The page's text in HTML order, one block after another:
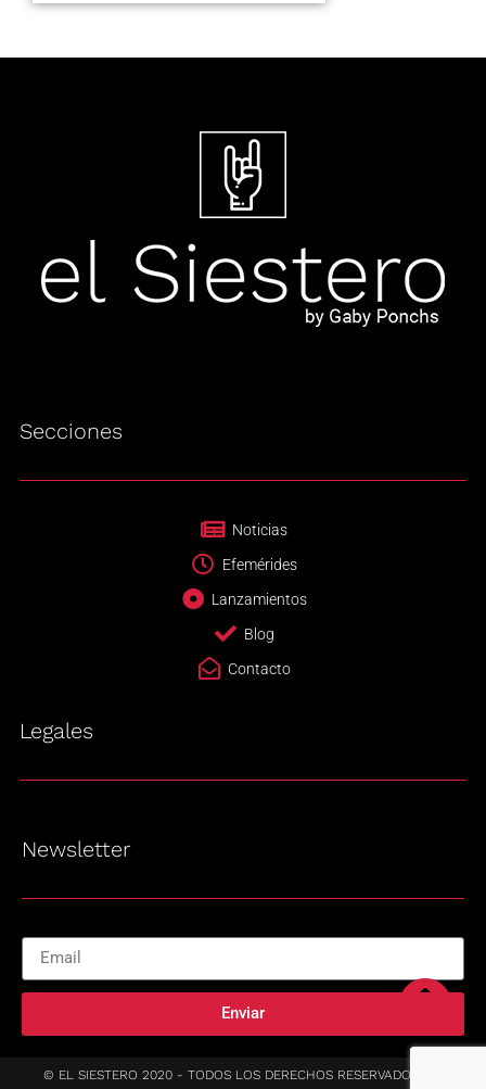
Secciones
Noticias
Efemérides
Lanzamientos
Blog
Contacto
Legales
Newsletter
Enviar
© EL SIESTERO 2020 - TODOS LOS DERECHOS RESERVADOS